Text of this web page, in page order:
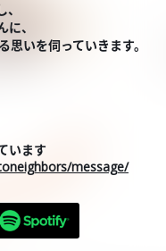
、
いを伺っていきます。
います
message/